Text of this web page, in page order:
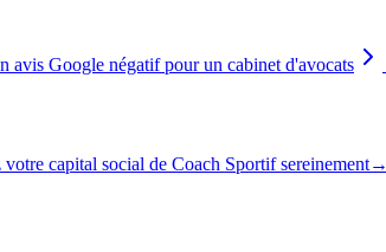
avis Google négatif pour un cabinet d'avocats
votre capital social de Coach Sportif sereinement→